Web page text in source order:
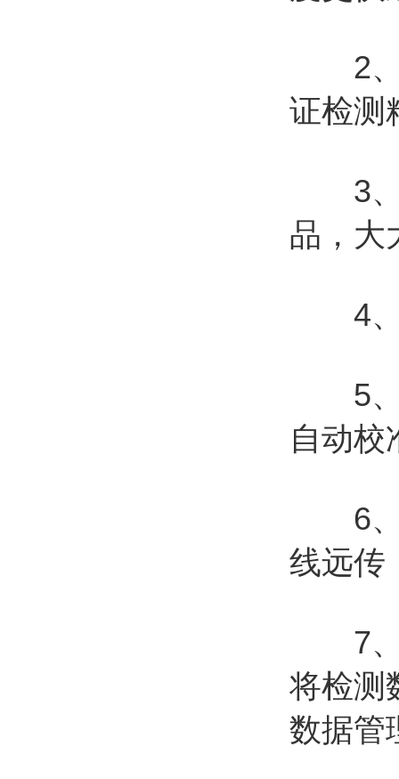
2、
证检测
3、
品，大
4、
5、
自动校
6、
线远传
7、
将检测
数据管